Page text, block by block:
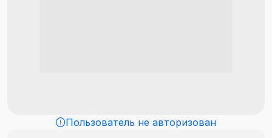
Пользователь не авторизован